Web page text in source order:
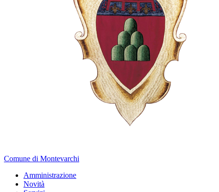
Comune di Montevarchi
Amministrazione
Novità